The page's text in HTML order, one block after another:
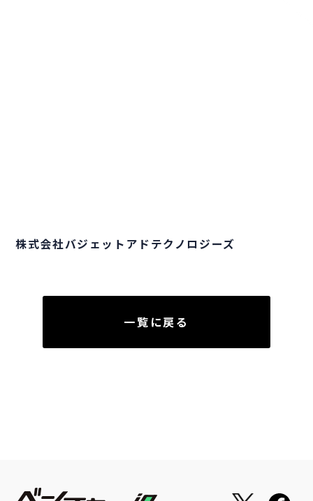
株式会社バジェットアドテクノロジーズ
一覧に戻る